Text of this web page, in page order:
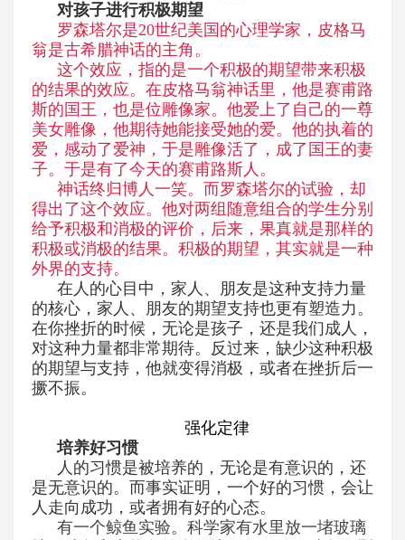
对孩子进行积极期望
罗森塔尔是20世纪美国的心理学家，皮格马
翁是古希腊神话的主角。
这个效应，指的是一个积极的期望带来积极
的结果的效应。在皮格马翁神话里，他是赛甫路
斯的国王，也是位雕像家。他爱上了自己的一尊
美女雕像，他期待她能接受她的爱。他的执着的
爱，感动了爱神，于是雕像活了，成了国王的妻
子。于是有了今天的赛甫路斯人。
神话终归博人一笑。而罗森塔尔的试验，却
得出了这个效应。他对两组随意组合的学生分别
给予积极和消极的评价，后来，果真就是那样的
积极或消极的结果。积极的期望，其实就是一种
外界的支持。
在人的心目中，家人、朋友是这种支持力量
的核心，家人、朋友的期望支持也更有塑造力。
在你挫折的时候，无论是孩子，还是我们成人，
对这种力量都非常期待。反过来，缺少这种积极
的期望与支持，他就变得消极，或者在挫折后一
撅不振。
强化定律
培养好习惯
人的习惯是被培养的，无论是有意识的，还
是无意识的。而事实证明，一个好的习惯，会让
人走向成功，或者拥有好的心态。
有一个鲸鱼实验。科学家有水里放一堵玻璃